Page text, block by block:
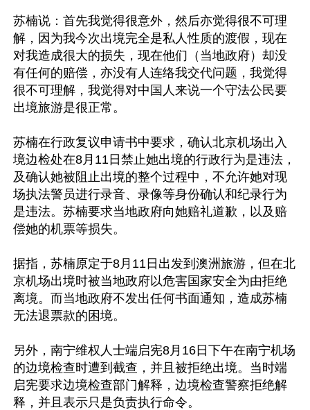
苏楠说：首先我觉得很意外，然后亦觉得很不可理
解，因为我今次出境完全是私人性质的渡假，现在
对我造成很大的损失，现在他们（当地政府）却没
有任何的赔偿，亦没有人连络我交代问题，我觉得
很不可理解，我觉得对中国人来说一个守法公民要
出境旅游是很正常。
苏楠在行政复议申请书中要求，确认北京机场出入
境边检处在8月11日禁止她出境的行政行为是违法，
及确认她被阻止出境的整个过程中，不允许她对现
场执法警员进行录音、录像等身份确认和纪录行为
是违法。苏楠要求当地政府向她赔礼道歉，以及赔
偿她的机票等损失。
据指，苏楠原定于8月11日出发到澳洲旅游，但在北
京机场出境时被当地政府以危害国家安全为由拒绝
离境。而当地政府不发出任何书面通知，造成苏楠
无法退票款的困境。
另外，南宁维权人士端启宪8月16日下午在南宁机场
的边境检查时遭到截查，并且被拒绝出境。当时端
启宪要求边境检查部门解释，边境检查警察拒绝解
释，并且表示只是负责执行命令。